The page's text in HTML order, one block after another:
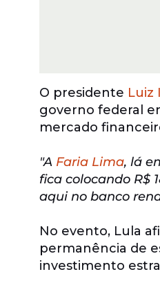
O presidente Luiz
governo federal
mercado
"A Faria Lima, lá
fica colocando R$
aqui no banco
No evento, Lula
permanência de
investimento